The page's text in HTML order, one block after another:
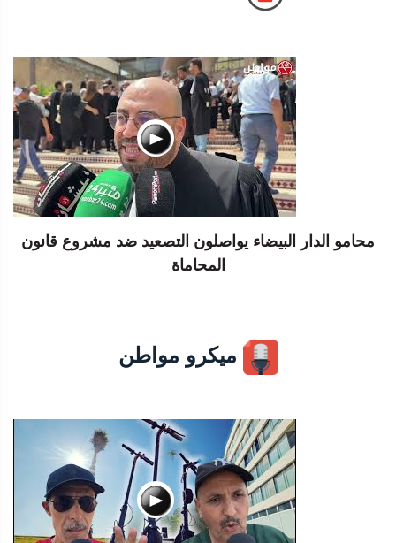
محامو الدار البيضاء يواصلون التصعيد ضد مشروع قانون
المحاماة
ميكرو مواطن